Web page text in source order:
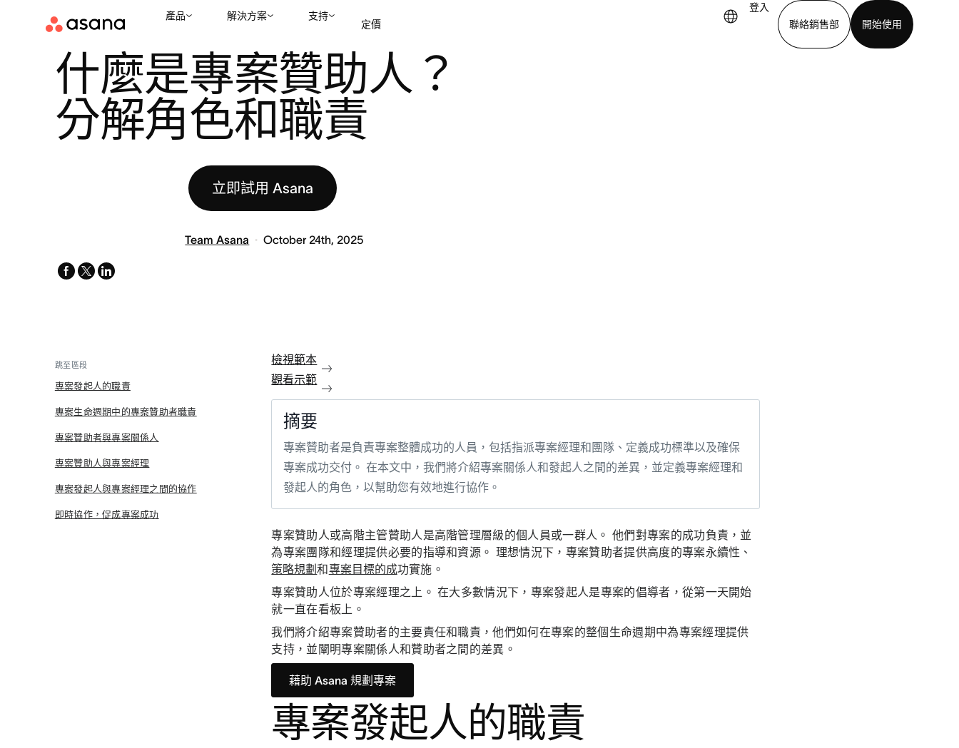
產品 解決方案 支持
定價
登入
聯絡銷售部
開始使用
什麼是專案贊助人？
分解角色和職責
立即試用 Asana
Team Asana October 24th, 2025
facebook
x-
linkedin
跳至區段
專案發起人的職責
專案生命週期中的專案贊助者職責
專案贊助者與專案關係人
專案贊助人與專案經理
專案發起人與專案經理之間的協作
即時協作，促成專案成功
檢視範本
觀看示範
摘要
專案贊助者是負責專案整體成功的人員，包括指派專案經理和團隊、定義成功標準以及確保
專案成功交付。 在本文中，我們將介紹專案關係人和發起人之間的差異，並定義專案經理和
發起人的角色，以幫助您有效地進行協作。
專案贊助人或高階主管贊助人是高階管理層級的個人員或一群人。 他們對專案的成功負責，並
為專案團隊和經理提供必要的指導和資源。 理想情況下，專案贊助者提供高度的專案永續性、
策略規劃和專案目標的成功實施。
專案贊助人位於專案經理之上。 在大多數情況下，專案發起人是專案的倡導者，從第一天開始
就一直在看板上。
我們將介紹專案贊助者的主要責任和職責，他們如何在專案的整個生命週期中為專案經理提供
支持，並闡明專案關係人和贊助者之間的差異。
藉助 Asana 規劃專案
專案發起人的職責